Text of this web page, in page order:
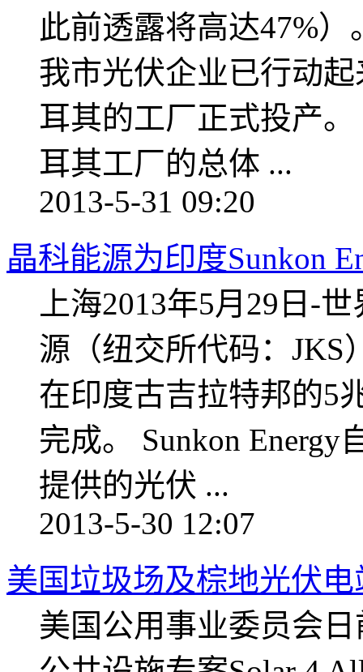
此前透露将高达47%
我市光伏企业已行动
耳其的工厂正式投产
耳其工厂的总体 ...
2013-5-31 09:20
晶科能源为印度Sunkon
上海2013年5月29日-
源（纽交所代码：JKS
在印度古吉拉特邦的5
完成。 Sunkon Energy
提供的光伏 ...
2013-5-30 12:07
美国垃圾场及棕地光伏
美国公用事业委员会